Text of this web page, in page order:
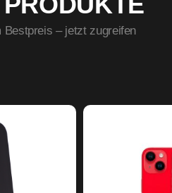
Bestpreis – jetzt zugreifen